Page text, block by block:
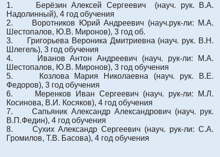
1. Берёзин Алексей Сергеевич (науч. рук. В.А.
Надолинный), 4 год обучения
2. Воротников Юрий Андреевич (науч.рук-ли: М.А.
Шестопалов, Ю.В. Миронов), 3 год об.
3. Григорьева Вероника Дмитриевна (науч. рук. В.Н.
Шлегель), 3 год обучения
4. Иванов Антон Андреевич (науч. рук-ли: М.А.
Шестопалов, Ю.В. Миронов), 3 год обучения
5. Козлова Мария Николаевна (науч. рук. В.Е.
Федоров), 3 год обучения
6. Меренков Иван Сергеевич (науч. рук-ли: М.Л.
Косинова, В.И. Косяков), 4 год обучения
7. Сапьяник Александр Александрович (науч. рук.
В.П.Федин), 4 год обучения
8. Сухих Александр Сергеевич (науч. рук-ли: С.А.
Громилов, Т.В. Басова), 4 год обучения